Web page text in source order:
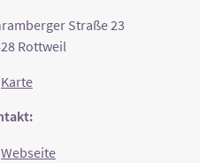
Straße 23
Rottweil
Karte
Webseite